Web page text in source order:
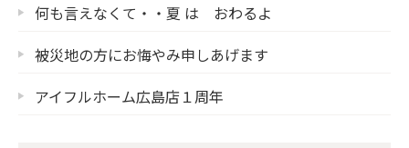
何も言えなくて・・夏 は おわるよ
被災地の方にお悔やみ申しあげます
アイフルホーム広島店１周年